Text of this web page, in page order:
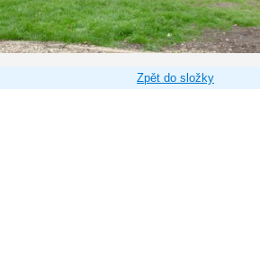
Zpět do složky